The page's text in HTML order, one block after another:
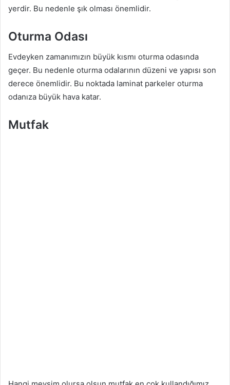
yerdir. Bu nedenle şık olması önemlidir.
Oturma Odası
Evdeyken zamanımızın büyük kısmı oturma odasında
geçer. Bu nedenle oturma odalarının düzeni ve yapısı son
derece önemlidir. Bu noktada laminat parkeler oturma
odanıza büyük hava katar.
Mutfak